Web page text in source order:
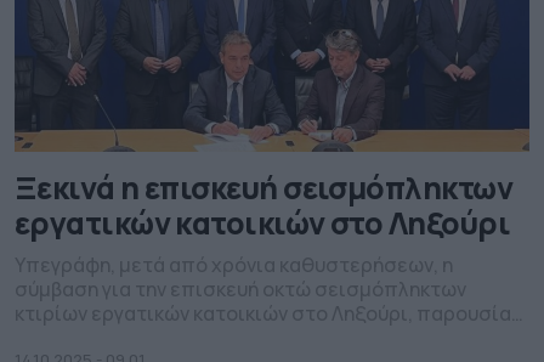
Ξεκινά η επισκευή σεισμόπληκτων
εργατικών κατοικιών στο Ληξούρι